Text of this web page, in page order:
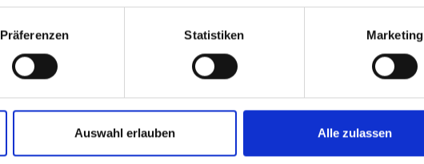
Präferenzen Statistiken Marketing
Auswahl erlauben Alle zulassen
ÄHNLICHE PRODUKTE
Herren
79,95 €